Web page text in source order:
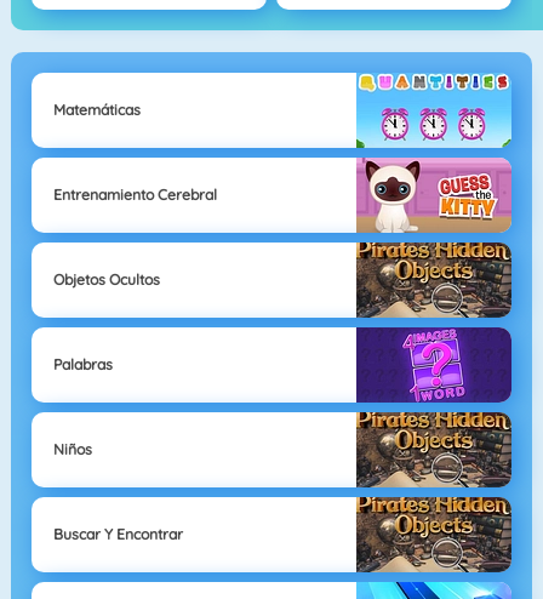
Matemáticas
Entrenamiento Cerebral
Objetos Ocultos
Palabras
Niños
Buscar Y Encontrar